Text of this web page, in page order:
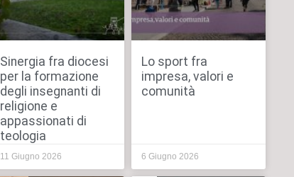
Sinergia fra diocesi
per la formazione
degli insegnanti di
religione e
appassionati di
teologia
11 Giugno 2026
Lo sport fra
impresa, valori e
comunità
6 Giugno 2026